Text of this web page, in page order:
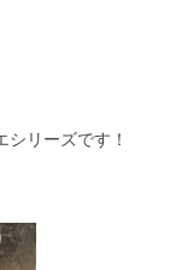
リーズです！